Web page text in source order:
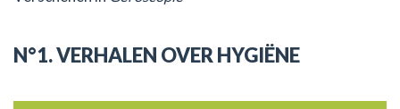
N°1. VERHALEN OVER HYGIËNE